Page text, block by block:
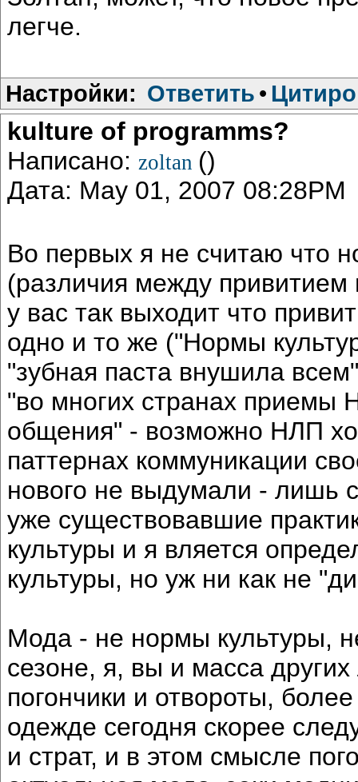
легче.
Настройки: Ответить •
kulture of programms?
Написано: zoltan ()
Дата: May 01, 2007 08:28PM
Во первых я не считаю что
(различия между
у вас так выходит что
одно и то же ("Нормы
"зубная паста внушила всем"
"во многих странах приемы
общения" - возможно НЛП
паттернах коммуникации
нового не выдумали - лишь
уже существовавшие
культуры и я вляется
культуры, но уж ни как не
Мода - не нормы культуры,
сезоне, я, вы и масса
погончики и отвороты,
одежде сегодня скорее
и страт, и в этом смысле